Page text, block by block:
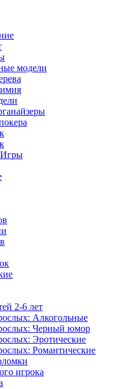
модели
Игры
2-6 лет
Алкогольные
Черный юмор
Эротические
Романтические
игрока